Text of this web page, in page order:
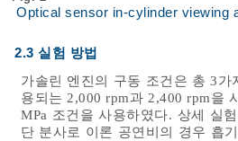
Optical sensor in-cylinder viewing
2.3 실험 방법
가솔린 엔진의 구동 조건은 총 3
용되는 2,000 rpm과 2,400 rpm을
MPa 조건을 사용하였다. 상세 실
단 분사로 이론 공연비의 경우 흡